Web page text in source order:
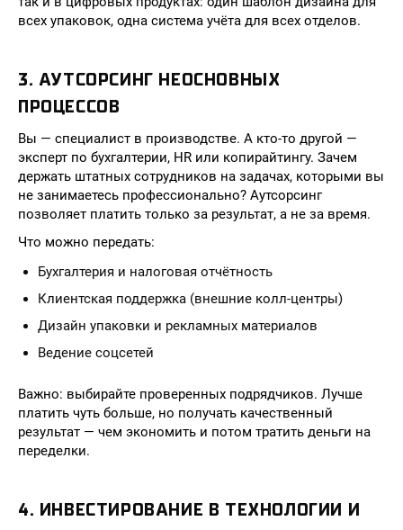
всех упаковок, одна система учёта для всех отделов.
3. АУТСОРСИНГ НЕОСНОВНЫХ
ПРОЦЕССОВ
Вы — специалист в производстве. А кто-то другой —
эксперт по бухгалтерии, HR или копирайтингу. Зачем
держать штатных сотрудников на задачах, которыми вы
не занимаетесь профессионально? Аутсорсинг
позволяет платить только за результат, а не за время.
Что можно передать:
Бухгалтерия и налоговая отчётность
Клиентская поддержка (внешние колл-центры)
Дизайн упаковки и рекламных материалов
Ведение соцсетей
Важно: выбирайте проверенных подрядчиков. Лучше
платить чуть больше, но получать качественный
результат — чем экономить и потом тратить деньги на
переделки.
4. ИНВЕСТИРОВАНИЕ В ТЕХНОЛОГИИ И